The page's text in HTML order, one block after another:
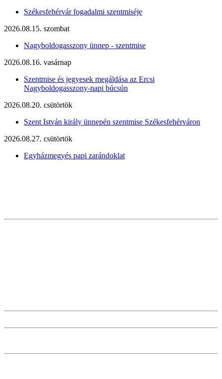
Székesfehérvár fogadalmi szentmiséje
2026.08.15. szombat
Nagyboldogasszony ünnep - szentmise
2026.08.16. vasárnap
Szentmise és jegyesek megáldása az Ercsi
Nagyboldogasszony-napi búcsún
2026.08.20. csütörtök
Szent István király ünnepén szentmise Székesfehérváron
2026.08.27. csütörtök
Egyházmegyés papi zarándoklat